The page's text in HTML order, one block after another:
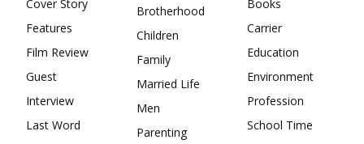
Cover Story
Features
Film Review
Guest
Interview
Last Word
Brotherhood
Children
Family
Married Life
Men
Parenting
Books
Carrier
Education
Environment
Profession
School Time